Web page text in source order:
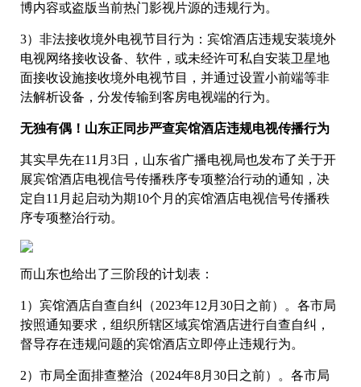
博内容或盗版当前热门影视片源的违规行为。
3）非法接收境外电视节目行为：宾馆酒店违规安装境外
电视网络接收设备、软件，或未经许可私自安装卫星地
面接收设施接收境外电视节目，并通过设置小前端等非
法解析设备，分发传输到客房电视端的行为。
无独有偶！山东正同步严查宾馆酒店违规电视传播行为
其实早先在11月3日，山东省广播电视局也发布了关于开
展宾馆酒店电视信号传播秩序专项整治行动的通知，决
定自11月起启动为期10个月的宾馆酒店电视信号传播秩
序专项整治行动。
而山东也给出了三阶段的计划表：
1）宾馆酒店自查自纠（2023年12月30日之前）。各市局
按照通知要求，组织所辖区域宾馆酒店进行自查自纠，
督导存在违规问题的宾馆酒店立即停止违规行为。
2）市局全面排查整治（2024年8月30日之前）。各市局